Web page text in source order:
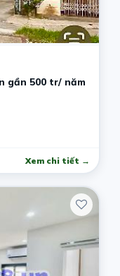
gần 500 tr/ năm
Xem chi tiết →